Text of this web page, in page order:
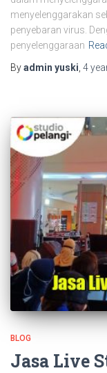
menyelenggarakan
penyebaran virus.
penyelenggaraan
Byadmin yuski, 4
BLOG
Jasa Live